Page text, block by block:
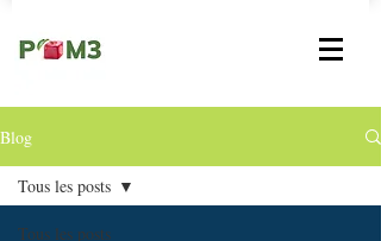
Blog
Tous les posts
Tous les posts